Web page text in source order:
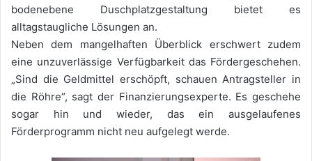
bodenebene Duschplatzgestaltung bietet es
alltagstaugliche Lösungen an.
Neben dem mangelhaften Überblick erschwert zudem
eine unzuverlässige Verfügbarkeit das Fördergeschehen.
„Sind die Geldmittel erschöpft, schauen Antragsteller in
die Röhre“, sagt der Finanzierungsexperte. Es geschehe
sogar hin und wieder, das ein ausgelaufenes
Förderprogramm nicht neu aufgelegt werde.